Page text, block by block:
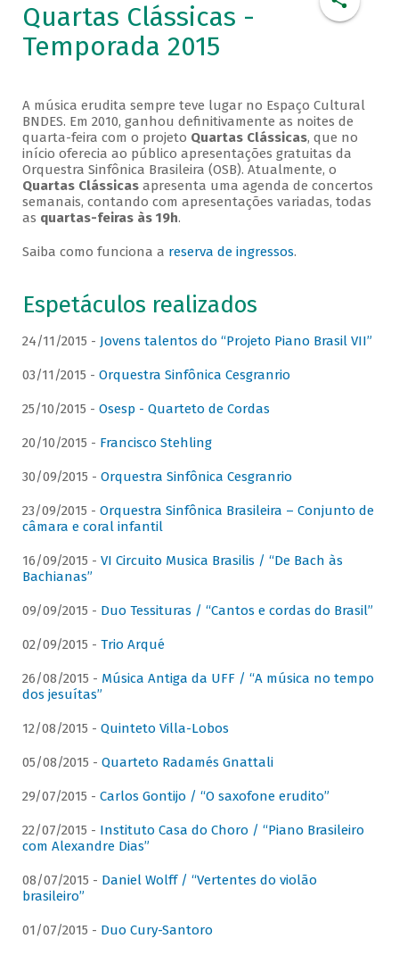
Quartas Clássicas -
Temporada 2015
A música erudita sempre teve lugar no Espaço Cultural
BNDES. Em 2010, ganhou definitivamente as noites de
quarta-feira com o projeto Quartas Clássicas, que no
início oferecia ao público apresentações gratuitas da
Orquestra Sinfônica Brasileira (OSB). Atualmente, o
Quartas Clássicasapresenta uma agenda de concertos
semanais, contando com apresentações variadas, todas
as quartas-feiras às 19h.
Saiba como funciona a reserva de ingressos.
Espetáculos realizados
24/11/2015 - Jovens talentos do “Projeto Piano Brasil VII”
03/11/2015 - Orquestra Sinfônica Cesgranrio
25/10/2015 - Osesp - Quarteto de Cordas
20/10/2015 - Francisco Stehling
30/09/2015 - Orquestra Sinfônica Cesgranrio
23/09/2015 - Orquestra Sinfônica Brasileira – Conjunto de
câmara e coral infantil
16/09/2015 - VI Circuito Musica Brasilis / “De Bach às
Bachianas”
09/09/2015 - Duo Tessituras / “Cantos e cordas do Brasil”
02/09/2015 - Trio Arqué
26/08/2015 - Música Antiga da UFF / “A música no tempo
dos jesuítas”
12/08/2015 - Quinteto Villa-Lobos
05/08/2015 - Quarteto Radamés Gnattali
29/07/2015 - Carlos Gontijo / “O saxofone erudito”
22/07/2015 - Instituto Casa do Choro / “Piano Brasileiro
com Alexandre Dias”
08/07/2015 - Daniel Wolff / “Vertentes do violão
brasileiro”
01/07/2015 - Duo Cury-Santoro